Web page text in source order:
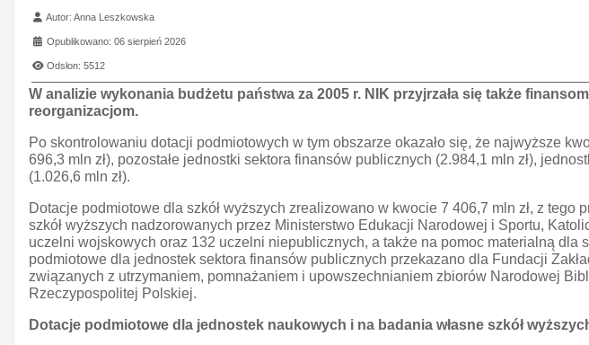
Szczegóły
Autor:Anna Leszkowska
Opublikowano: 06 sierpień 2026
Odsłon: 5512
W analizie wykonania budżetu państwa za 2005 r. NIK przyjrzała się także
reorganizacjom.
Po skontrolowaniu dotacji podmiotowych w tym obszarze okazało się, że najwyższe
696,3 mln zł), pozostałe jednostki sektora finansów publicznych (2.984,1 mln zł),
(1.026,6 mln zł).
Dotacje podmiotowe dla szkół wyższych zrealizowano w kwocie 7 406,7 mln zł, z
szkół wyższych nadzorowanych przez Ministerstwo Edukacji Narodowej i Sportu,
uczelni wojskowych oraz 132 uczelni niepublicznych, a także na pomoc materialną
podmiotowe dla jednostek sektora finansów publicznych przekazano dla Fundacji
związanych z utrzymaniem, pomnażaniem i upowszechnianiem zbiorów Narodowej
Rzeczypospolitej Polskiej.
Dotacje podmiotowe dla jednostek naukowych i na badania własne szkół